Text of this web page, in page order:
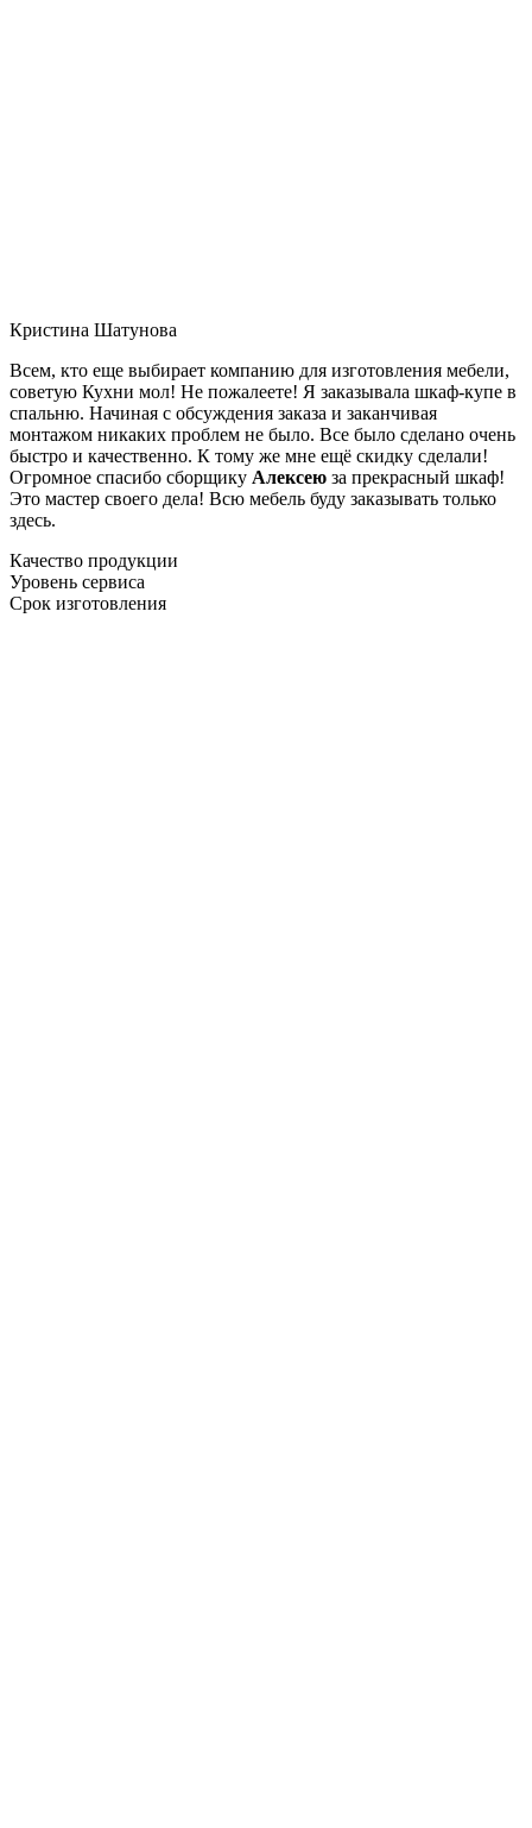
Кристина Шатунова
Всем, кто еще выбирает компанию для изготовления мебели,
советую Кухни мол! Не пожалеете! Я заказывала шкаф-купе в
спальню. Начиная с обсуждения заказа и заканчивая
монтажом никаких проблем не было. Все было сделано очень
быстро и качественно. К тому же мне ещё скидку сделали!
Огромное спасибо сборщику Алексею за прекрасный шкаф!
Это мастер своего дела! Всю мебель буду заказывать только
здесь.
Качество продукции
Уровень сервиса
Срок изготовления